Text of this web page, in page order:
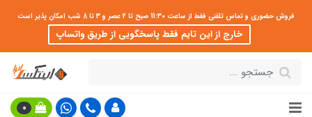
فروش حضوری و تماس تلفنی فقط از ساعت 11:30 صبح تا 2 عصر و 3 تا 8 شب امکان پذیر است
خارج از این تایم فقط پاسخگویی از طریق واتساپ
0